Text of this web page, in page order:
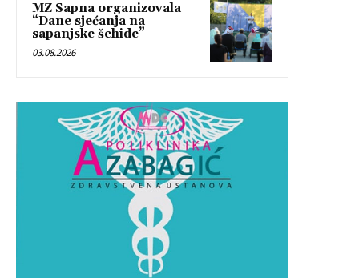
MZ Sapna organizovala
“Dane sjećanja na
sapanjske šehide”
03.08.2026